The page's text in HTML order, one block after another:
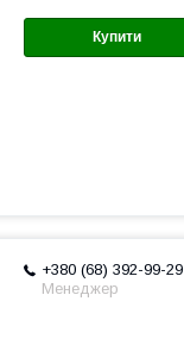
Купити
+380 (68) 392-99-29
Менеджер